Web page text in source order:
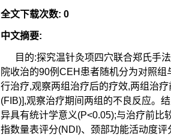
全文下载次数: 0
中文摘要:
目的:探究温针灸项四穴联合郑氏手
院收治的90例CEH患者随机分为对照
行治疗,观察两组治疗后的疗效,两组治
(FIB)],观察治疗期间两组的不良反应。
异具有统计学意义(P<0.05);与治疗前比
指数量表评分(NDI)、颈部功能活动度